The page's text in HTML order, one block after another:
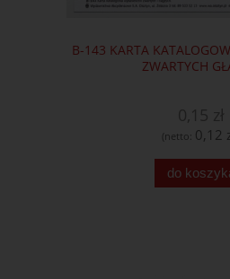
B-143 KARTA
ZWARTYCH
(netto: 0,12
do